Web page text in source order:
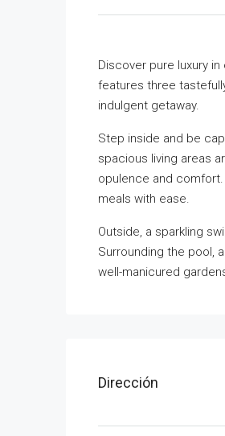
Discover pure luxury
features three
indulgent getaway.
Step inside and be
spacious living areas
opulence and
meals with ease.
Outside, a sparkling
Surrounding the pool,
well-manicured
Dirección